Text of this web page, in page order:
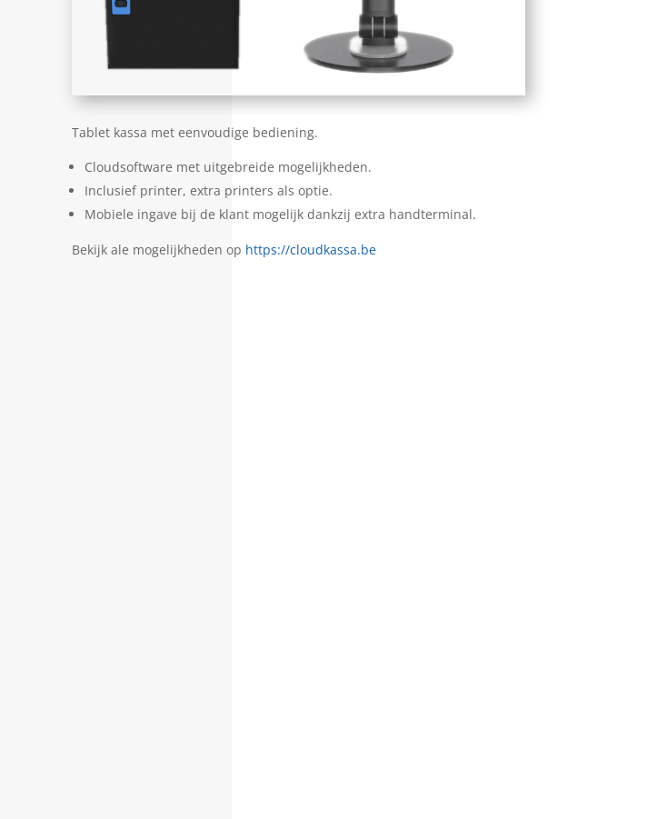
Tablet kassa met eenvoudige bediening.
Cloudsoftware met uitgebreide mogelijkheden.
Inclusief printer, extra printers als optie.
Mobiele ingave bij de klant mogelijk dankzij extra handterminal.
Bekijk ale mogelijkheden op https://cloudkassa.be